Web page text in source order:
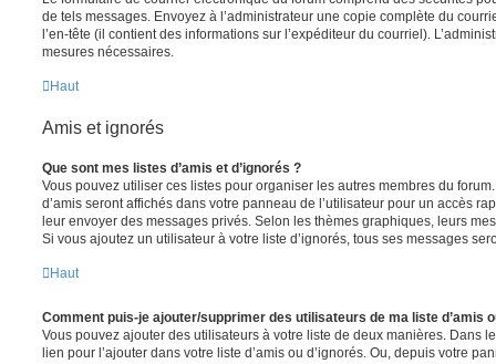
de tels messages. Envoyez à l’administrateur une copie complète du
l’en-tête (il contient des informations sur l’expéditeur du courriel).
mesures nécessaires.
Haut
Amis et ignorés
Que sont mes listes d’amis et d’ignorés ?
Vous pouvez utiliser ces listes pour organiser les autres membres du
d’amis seront affichés dans votre panneau de l’utilisateur pour un accès
leur envoyer des messages privés. Selon les thèmes graphiques, leurs
Si vous ajoutez un utilisateur à votre liste d’ignorés, tous ses messages
Haut
Comment puis-je ajouter/supprimer des utilisateurs de ma liste d’amis
Vous pouvez ajouter des utilisateurs à votre liste de deux manières. Dans
lien pour l’ajouter dans votre liste d’amis ou d’ignorés. Ou, depuis votre